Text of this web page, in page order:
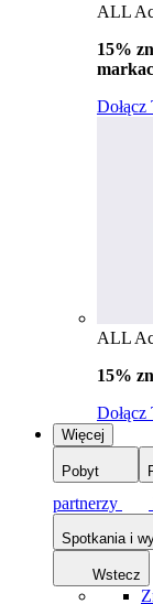
ALL
15%
Dołącz
ALL
15%
Dołącz
Więcej
Pobyt
partnerzy
Spotkania i
Wstecz